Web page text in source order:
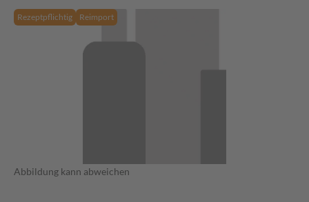
Rezeptpflichtig Reimport
Abbildung kann abweichen